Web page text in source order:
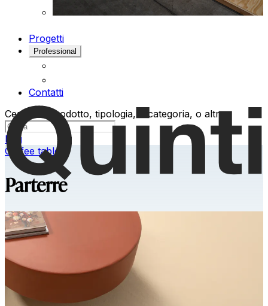
Progetti
Professional
Contatti
Cerca un prodotto, tipologia, o categoria, o altro
Eng
Coffee tables
Parterre